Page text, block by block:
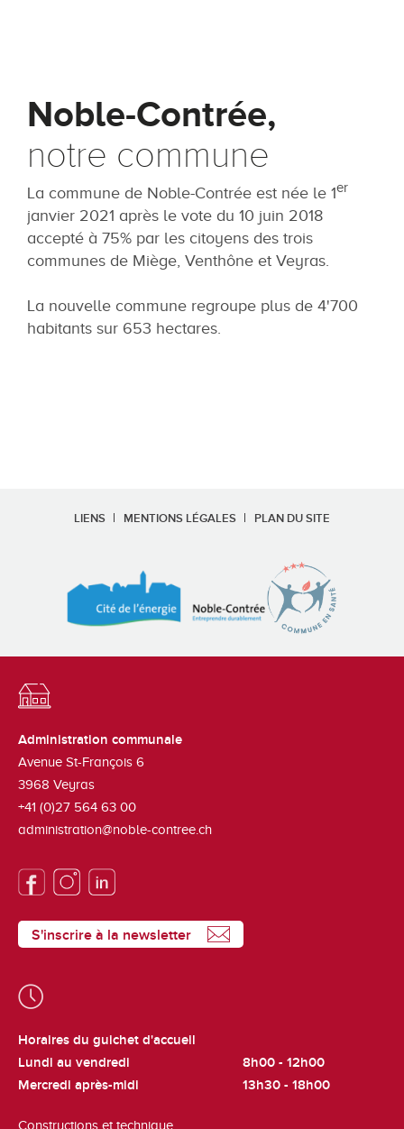
Noble-Contrée,
notre commune
La commune de Noble-Contrée est née le 1er
janvier 2021 après le vote du 10 juin 2018
accepté à 75% par les citoyens des trois
communes de Miège, Venthône et Veyras.
La nouvelle commune regroupe plus de 4'700
habitants sur 653 hectares.
LIENS MENTIONS LÉGALES PLAN DU SITE
Administration communale
Avenue St-François 6
3968 Veyras
+41 (0)27 564 63 00
administration@noble-contree.ch
S'inscrire à la newsletter
Horaires du guichet d'accueil
Lundi au vendredi
8h00 - 12h00
Mercredi après-midi
13h30 - 18h00
Constructions et technique